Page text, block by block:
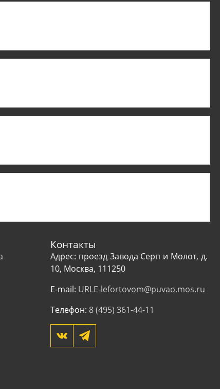
Контакты
Адрес: проезд Завода Серп и Молот, д.
10, Москва, 111250
E-mail: URLE-lefortovom@puvao.mos.ru
Телефон: 8 (495) 361-44-11